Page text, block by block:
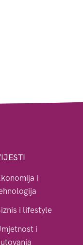
i
i lifestyle
i